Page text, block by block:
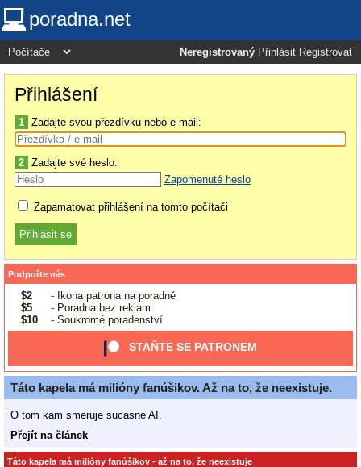
poradna.net
Neregistrovaný Přihlásit Registrovat
Přihlášení
1 Zadajte svou přezdívku nebo e-mail:
2 Zadajte své heslo:
Zapomenuté heslo
Zapamatovat přihlášení na tomto počítači
Podpořte nás
$2
- Ikona patrona na poradně
$5
- Poradna bez reklam
$10
- Soukromé poradenství
STAŇTE SE PATRONEM
Táto kapela má milióny fanúšikov. Až na to, že neexistuje.
O tom kam smeruje sucasne AI.
Přejít na článek
Táto kapela má milióny fanúšikov - až na to, že neexistuje